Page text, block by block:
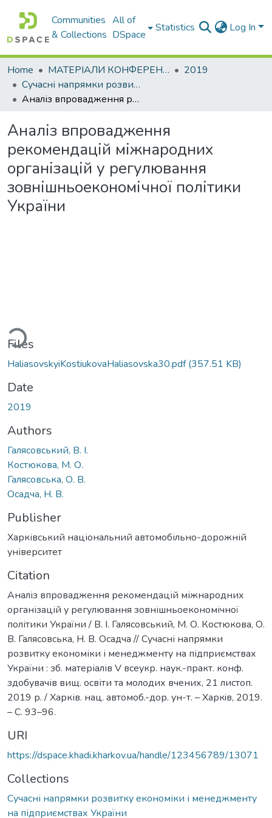
Communities
& Collections
All of
DSpace
Statistics Log In
Home МАТЕРІАЛИ КОНФЕРЕНЦІЙ
2019
Сучасні напрямки розвитку економіки і менеджменту на підприємствах України
Аналіз впровадження рекомендацій міжнародних організацій у регулювання зовнішньоекономічної політики України
Аналіз впровадження
рекомендацій міжнародних
організацій у регулювання
зовнішньоекономічної політики
України
Files
HaliasovskyiKostiukovaHaliasovska30.pdf(357.51 KB)
Date
2019
Authors
Галясовський, В. І.
Костюкова, М. О.
Галясовська, О. В.
Осадча, Н. В.
Publisher
Харківський національний автомобільно-дорожній
університет
Citation
Аналіз впровадження рекомендацій міжнародних
організацій у регулювання зовнішньоекономічної
політики України / В. І. Галясовський, М. О. Костюкова, О.
В. Галясовська, Н. В. Осадча // Сучасні напрямки
розвитку економіки і менеджменту на підприємствах
України : зб. матеріалів V всеукр. наук.-практ. конф.
здобувачів вищ. освіти та молодих вчених, 21 листоп.
2019 р. / Харків. нац. автомоб.-дор. ун-т. – Харкiв, 2019.
– С. 93–96.
URI
https://dspace.khadi.kharkov.ua/handle/123456789/13071
Collections
Сучасні напрямки розвитку економіки і менеджменту
на підприємствах України